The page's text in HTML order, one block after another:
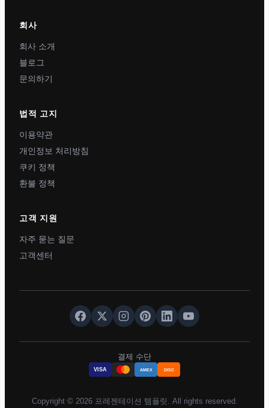
회사
회사 소개
블로그
문의하기
법적 고지
이용약관
개인정보 처리방침
쿠키 정책
환불 정책
고객 지원
자주 묻는 질문
고객센터
결제 수단
VISA AMEX DISC
Copyright © 2026 프레젠테이션 템플릿. All rights reserved.